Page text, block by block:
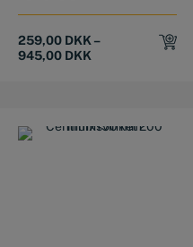
259,00 DKK –
945,00 DKK